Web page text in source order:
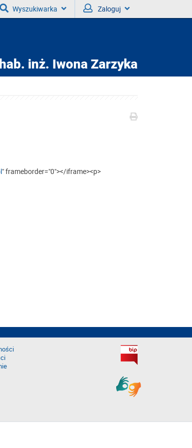
Wyszukiwarka Zaloguj
inż. Iwona Zarzyka
" frameborder="0"></iframe><p>